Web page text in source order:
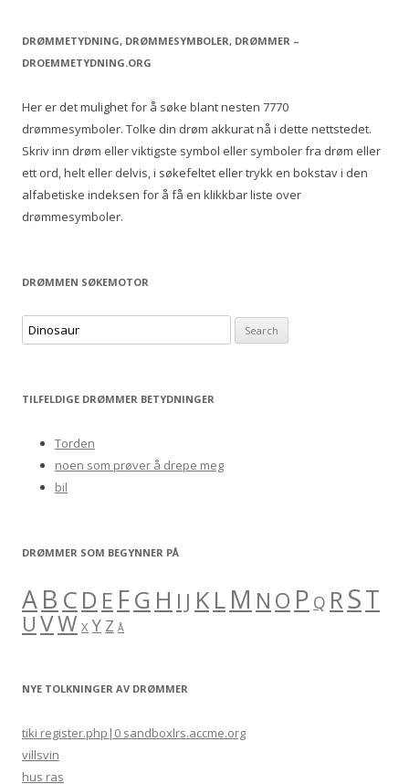
r
c
f
o
r
DRØMMETYDNING, DRØMMESYMBOLER, DRØMMER –
DROEMMETYDNING.ORG
Her er det mulighet for å søke blant nesten 7770
drømmesymboler. Tolke din drøm akkurat nå i dette nettstedet.
Skriv inn drøm eller viktigste symbol eller symboler fra drøm eller
ett ord, helt eller delvis, i søkefeltet eller trykk en bokstav i den
alfabetiske indeksen for å få en klikkbar liste over
drømmesymboler.
DRØMMEN SØKEMOTOR
S
e
rTILFELDIGE DRØMMER BETYDNINGER
Torden
noen som prøver å drepe meg
bil
DRØMMER SOM BEGYNNER PÅ
AB C D E FG H I J KLM N O P Q RST
U VW X Y Z Å
NYE TOLKNINGER AV DRØMMER
tiki register.php|0 sandboxlrs.accme.org
villsvin
hus ras